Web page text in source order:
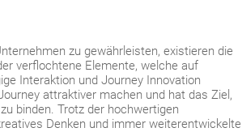
zu gewährleisten, existieren die
verflochtene Elemente, welche auf
Interaktion und Journey Innovation
attraktiver machen und hat das Ziel,
binden. Trotz der hochwertigen
Denken und immer weiterentwickelte